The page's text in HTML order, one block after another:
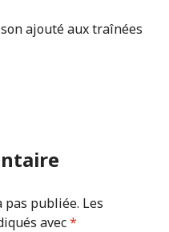
ajouté aux traînées
pas publiée. Les
avec*